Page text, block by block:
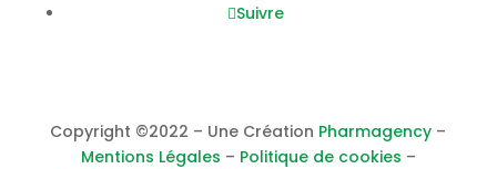
Suivre
Copyright ©2022 – Une Création Pharmagency –
Mentions Légales – Politique de cookies –